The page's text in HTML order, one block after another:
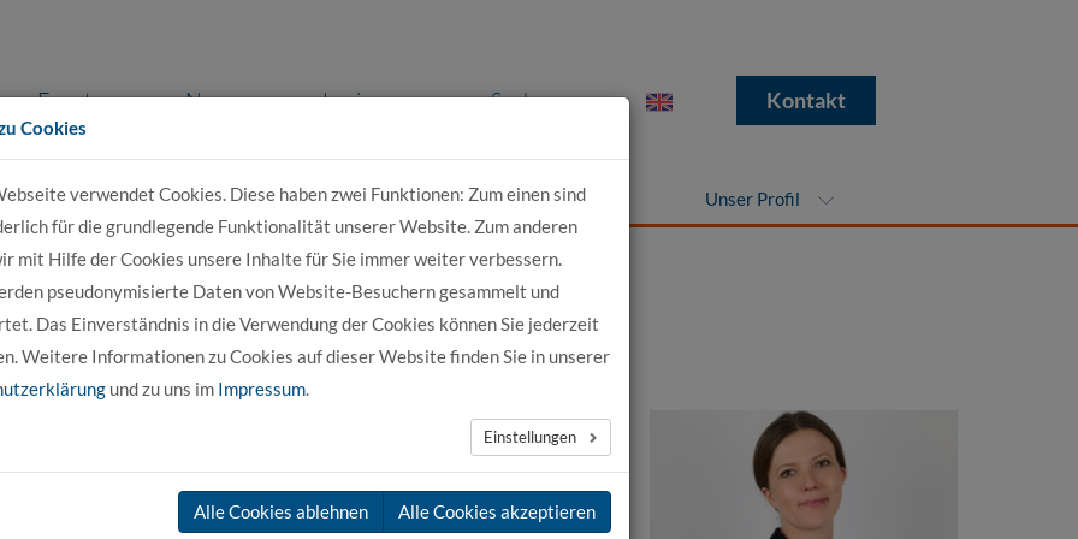
Events News Login Suche Kontakt
Bewerber Für Studierende Für Unternehmen Unser Profil
Cookies
verwendet Cookies. Diese haben zwei Funktionen: Zum einen sind
für die grundlegende Funktionalität unserer Website. Zum anderen
mit Hilfe der Cookies unsere Inhalte für Sie immer weiter verbessern.
pseudonymisierte Daten von Website-Besuchern gesammelt und
Das Einverständnis in die Verwendung der Cookies können Sie jederzeit
Weitere Informationen zu Cookies auf dieser Website finden Sie in unserer
und zu uns im Impressum.
Einstellungen
Alle Cookies ablehnen Alle Cookies akzeptieren